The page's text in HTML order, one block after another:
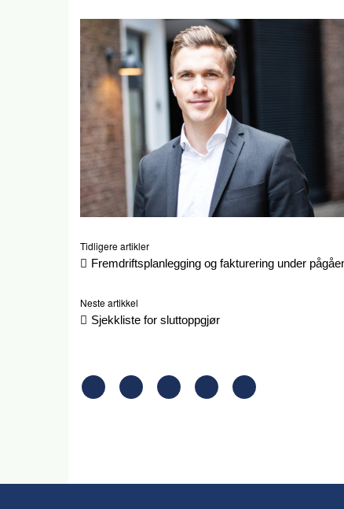
Tidligere artikler
Fremdriftsplanlegging og fakturering under
Neste artikkel
Sjekkliste for sluttoppgjør